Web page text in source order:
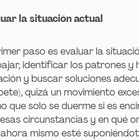
la situación actual
paso es evaluar la
identificar los patrones y
y buscar soluciones
quizá un movimiento
que solo se duerme si es
circunstancias y en qué
mismo esté